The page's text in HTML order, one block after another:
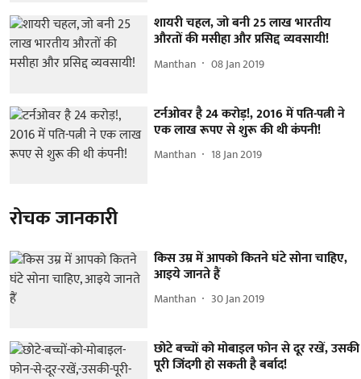
शायरी चहल, जो बनी 25 लाख भारतीय
औरतों की मसीहा और प्रसिद्द व्यवसायी!
Manthan 08 Jan 2019
टर्नओवर है 24 करोड़!, 2016 में पति-पत्नी ने
एक लाख रूपए से शुरू की थी कंपनी!
Manthan 18 Jan 2019
रोचक जानकारी
किस उम्र में आपको कितने घंटे सोना चाहिए,
आइये जानते हैं
Manthan 30 Jan 2019
छोटे बच्चों को मोबाइल फोन से दूर रखें, उसकी
पूरी जिंदगी हो सकती है बर्बाद!